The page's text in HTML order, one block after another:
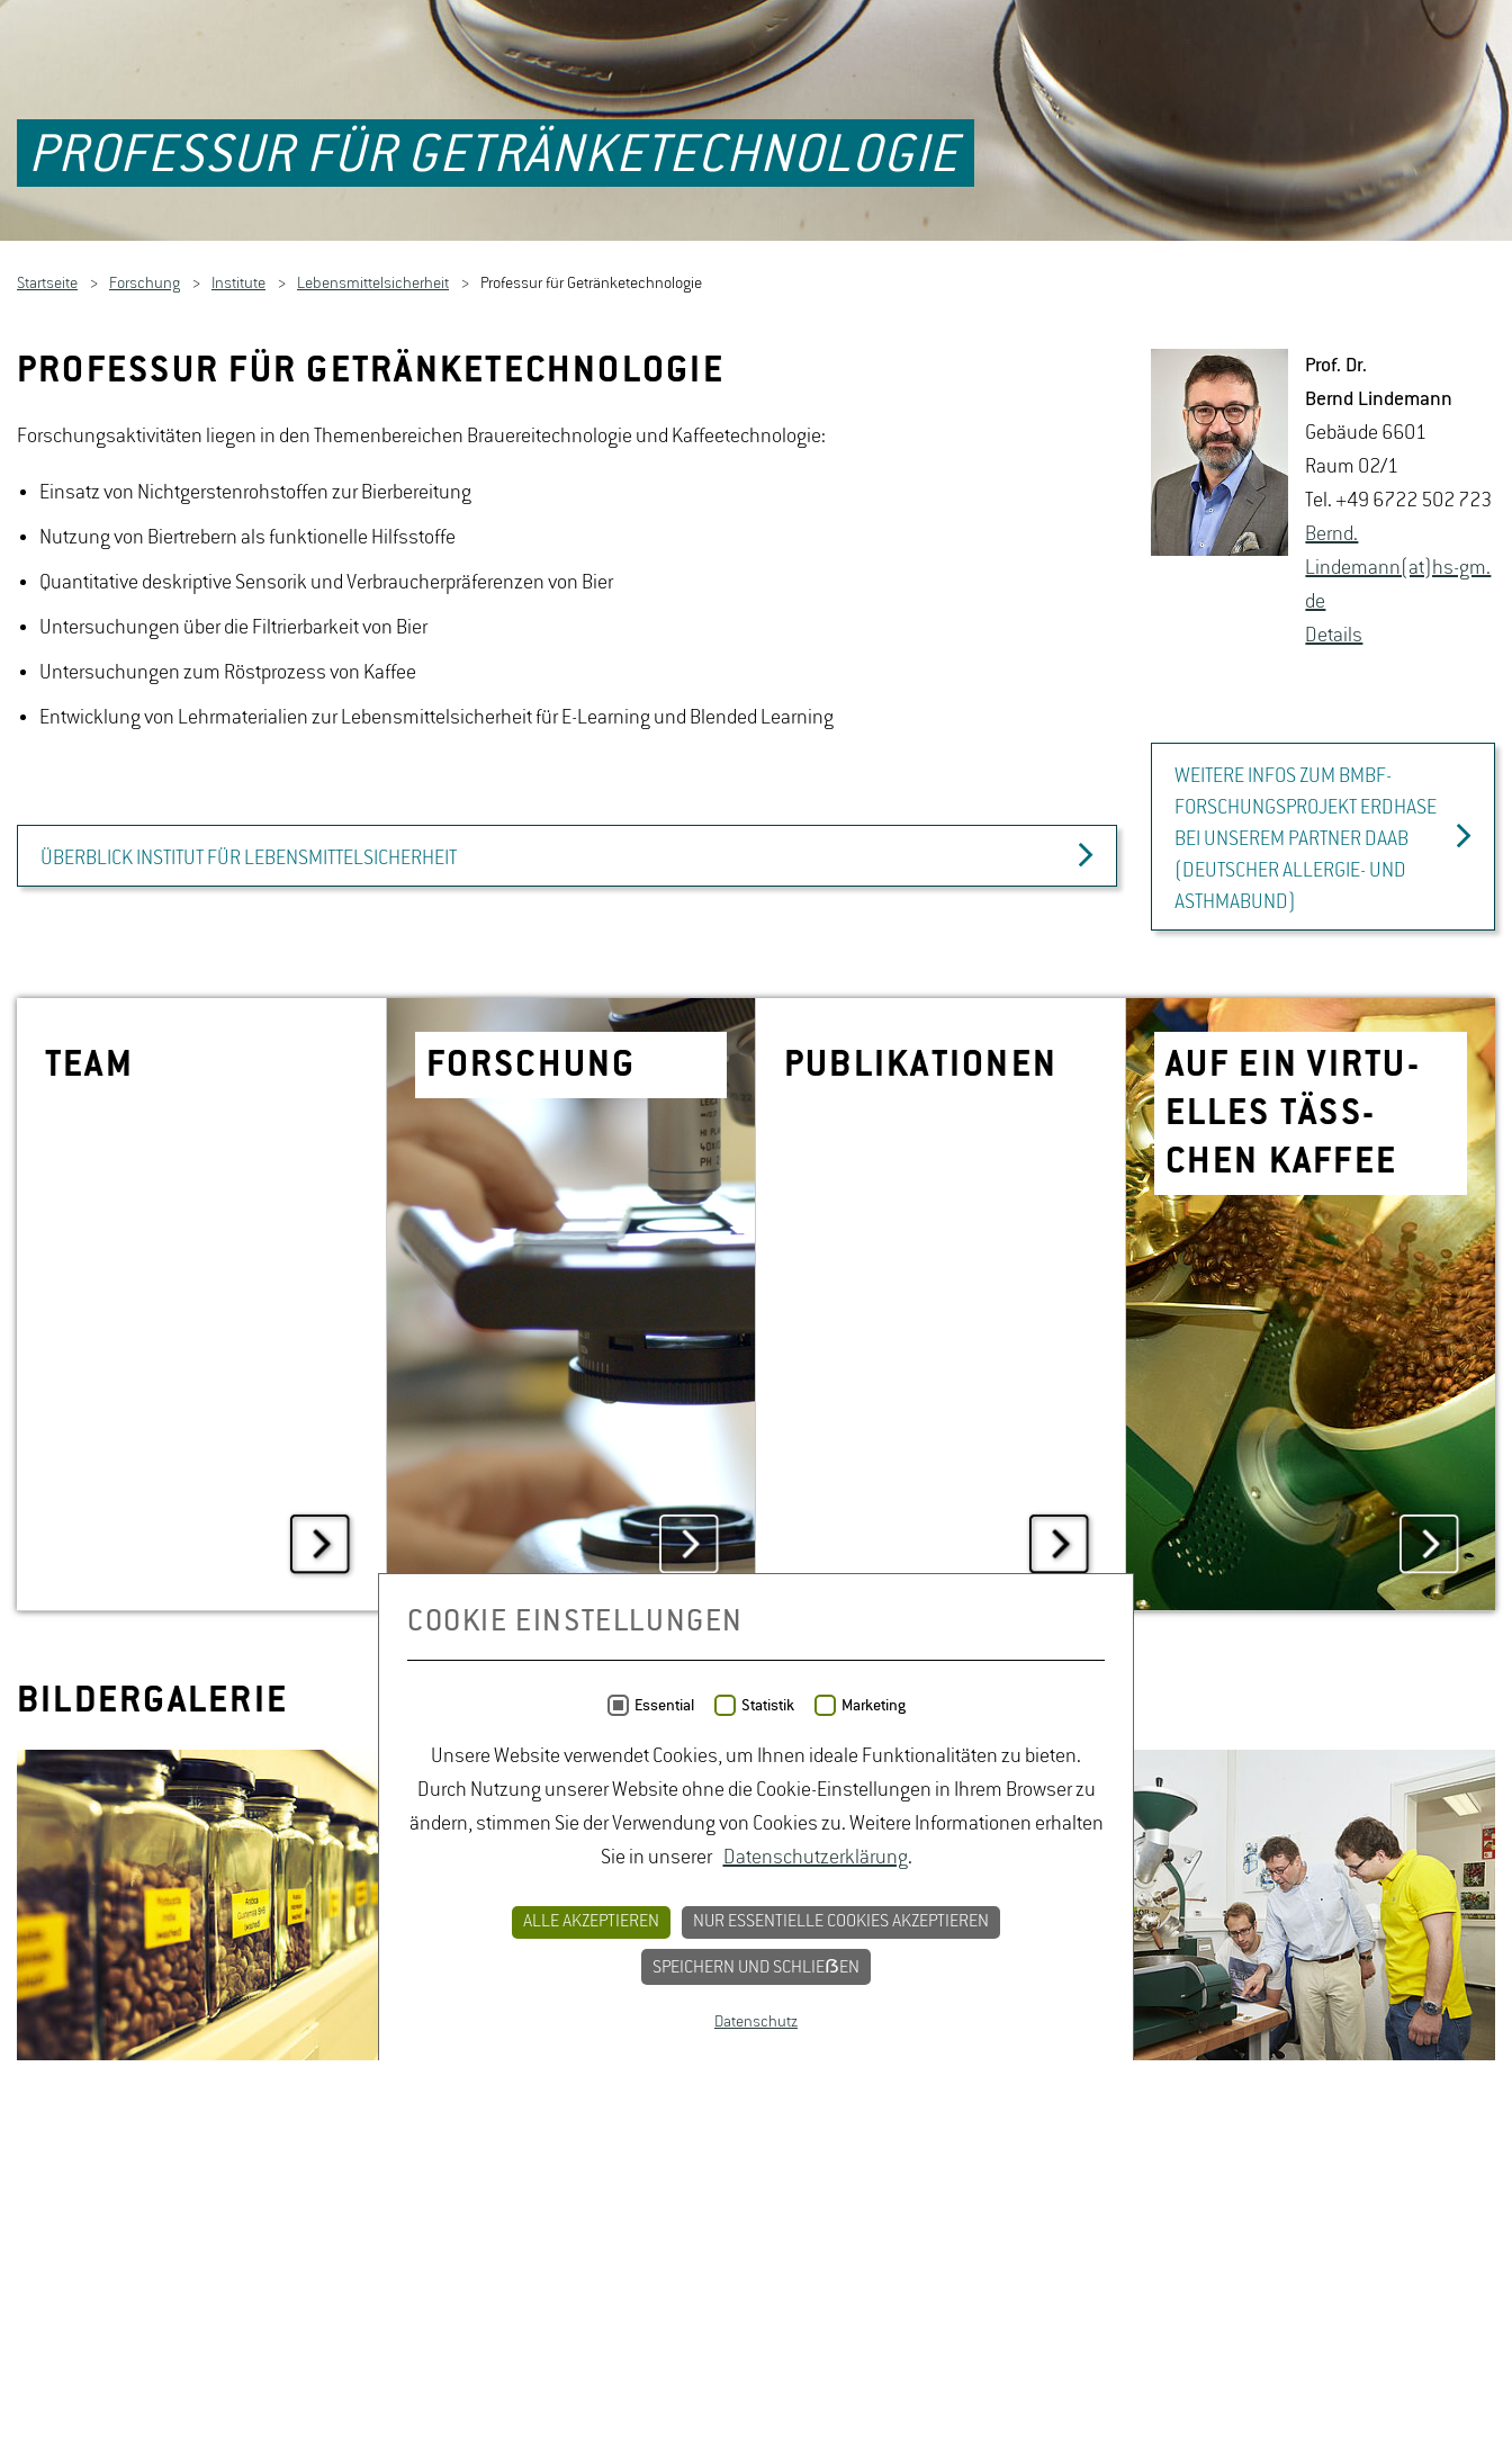
PROFESSUR FÜR GETRÄNKETECHNOLOGIE
Startseite Forschung Institute Lebensmittelsicherheit Professur für Getränketechnologie
PROFESSUR FÜR GETRÄNKETECHNOLOGIE
Forschungsaktivitäten liegen in den Themenbereichen Brauereitechnologie und Kaffeetechnologie:
Einsatz von Nichtgerstenrohstoffen zur Bierbereitung
Nutzung von Biertrebern als funktionelle Hilfsstoffe
Quantitative deskriptive Sensorik und Verbraucherpräferenzen von Bier
Untersuchungen über die Filtrierbarkeit von Bier
Untersuchungen zum Röstprozess von Kaffee
Entwicklung von Lehrmaterialien zur Lebensmittelsicherheit für E-Learning und Blended Learning
ÜBERBLICK INSTITUT FÜR LEBENSMITTELSICHERHEIT
Prof. Dr.
Bernd Lin­de­mann
Ge­bäu­de 6601
Raum 02/1
Tel. +49 6722 502 723
Bernd.​
Lindemann(at)hs-​gm.​
de
De­tails
WEITERE INFOS ZUM BMBF-
FORSCHUNGSPROJEKT ERDHASE
BEI UNSEREM PARTNER DAAB
(DEUTSCHER ALLERGIE- UND
ASTHMABUND)
TEAM FOR­SCHUNG PU­BLI­KA­TIO­NEN
AUF EIN VIR­TU­
EL­LES TÄSS­
CHEN KAF­FEE
BILDERGALERIE
COOKIE EINSTELLUNGEN
Essential Statistik Marketing
Unsere Website verwendet Cookies, um Ihnen ideale Funktionalitäten zu bieten.
Durch Nutzung unserer Website ohne die Cookie-Einstellungen in Ihrem Browser zu
ändern, stimmen Sie der Verwendung von Cookies zu. Weitere Informationen erhalten
Sie in unserer Datenschutzerklärung.
ALLE AKZEPTIEREN NUR ESSENTIELLE COOKIES AKZEPTIEREN
SPEICHERN UND SCHLIEẞEN
Datenschutz